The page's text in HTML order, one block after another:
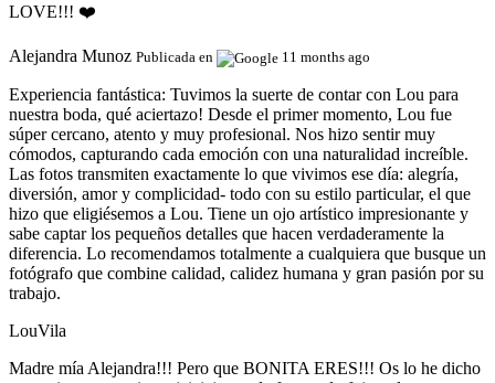
LOVE!!! ❤️
Alejandra Munoz Publicada en 11 months ago
Experiencia fantástica: Tuvimos la suerte de contar con Lou para
nuestra boda, qué aciertazo! Desde el primer momento, Lou fue
súper cercano, atento y muy profesional. Nos hizo sentir muy
cómodos, capturando cada emoción con una naturalidad increíble.
Las fotos transmiten exactamente lo que vivimos ese día: alegría,
diversión, amor y complicidad- todo con su estilo particular, el que
hizo que eligiésemos a Lou. Tiene un ojo artístico impresionante y
sabe captar los pequeños detalles que hacen verdaderamente la
diferencia. Lo recomendamos totalmente a cualquiera que busque un
fotógrafo que combine calidad, calidez humana y gran pasión por su
trabajo.
LouVila
Madre mía Alejandra!!! Pero que BONITA ERES!!! Os lo he dicho